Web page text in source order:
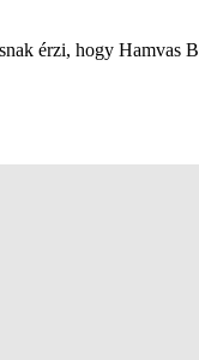
érzi, hogy Hamvas